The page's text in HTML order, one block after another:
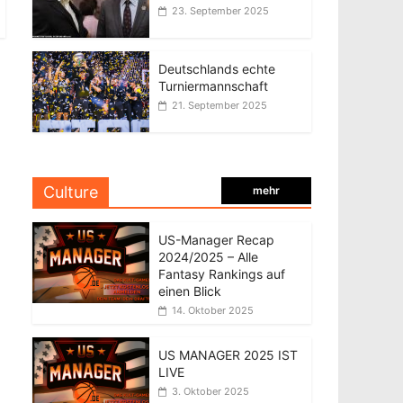
23. September 2025
Deutschlands echte
Turniermannschaft
21. September 2025
Culture mehr
US-Manager Recap
2024/2025 – Alle
Fantasy Rankings auf
einen Blick
14. Oktober 2025
US MANAGER 2025 IST
LIVE
3. Oktober 2025